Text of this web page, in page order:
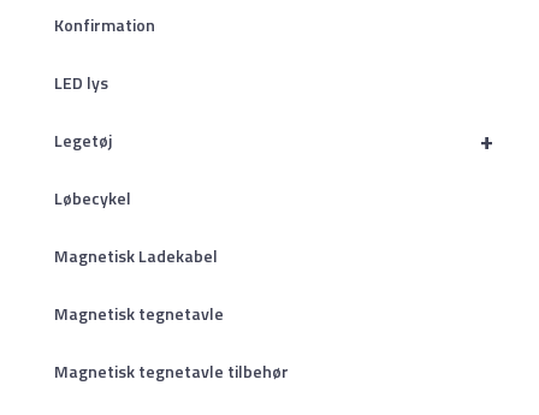
Konfirmation
LED lys
+
Legetøj
Løbecykel
Magnetisk Ladekabel
Magnetisk tegnetavle
Magnetisk tegnetavle tilbehør